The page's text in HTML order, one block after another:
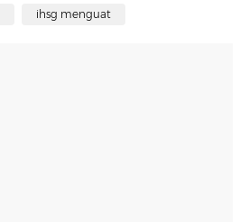
ihsg menguat